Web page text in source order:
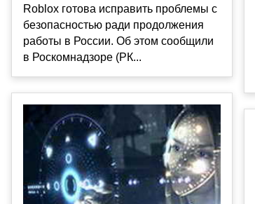
Roblox готова исправить проблемы с
безопасностью ради продолжения
работы в России. Об этом сообщили
в Роскомнадзоре (РК...